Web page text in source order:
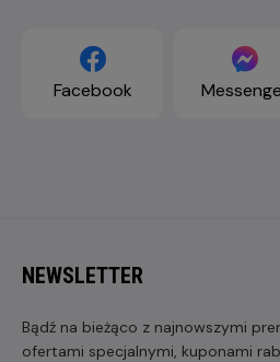
Facebook
NEWSLETTER
Bądź na bieżąco z najnowszymi
ofertami specjalnymi, kuponami